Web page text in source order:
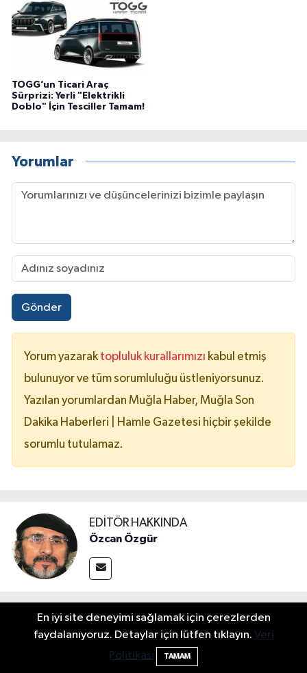
TOGG’un Ticari Araç
Sürprizi: Yerli "Elektrikli
Doblo" İçin Tesciller Tamam!
Yorumlar
Gönder
Yorum yazaraktopluluk kurallarımızı kabul etmiş
bulunuyor ve tüm sorumluluğu üstleniyorsunuz.
Yazılan yorumlardan Muğla Haber, Muğla Son
Dakika Haberleri | Hamle Gazetesi hiçbir şekilde
sorumlu tutulamaz.
EDITÖR HAKKINDA
Özcan Özgür
Öne Çıkan Galeriler
En iyi site deneyimi sağlamak için çerezlerden
faydalanıyoruz. Detaylar için lütfen tıklayın. Veri
Politikası
TAMAM